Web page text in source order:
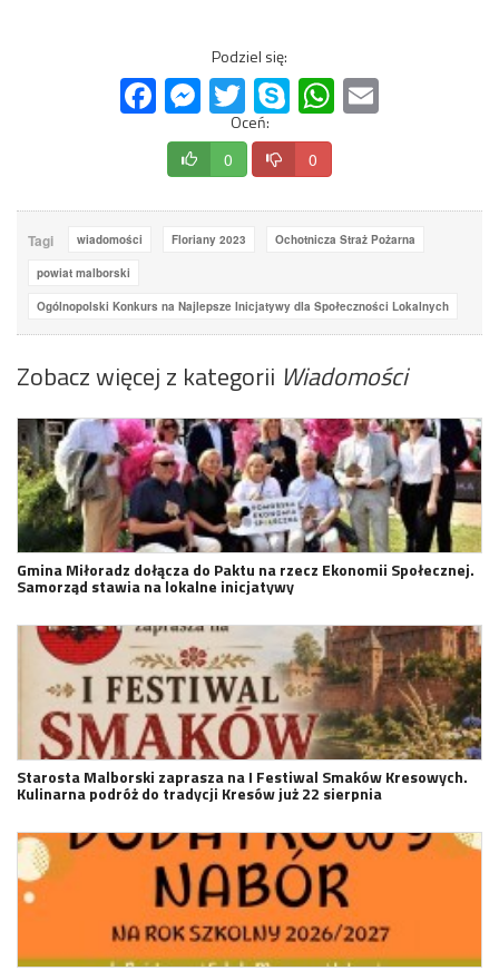
Podziel się:
FacebookMessenger
Twitter Skype WhatsApp
Oceń:
0 0
Tagi wiadomości Floriany 2023 Ochotnicza Straż Pożarna
powiat malborski
Ogólnopolski Konkurs na Najlepsze Inicjatywy dla Społeczności Lokalnych
Zobacz więcej z kategorii Wiadomości
Gmina Miłoradz dołącza do Paktu na rzecz Ekonomii Społecznej.
Samorząd stawia na lokalne inicjatywy
Starosta Malborski zaprasza na I Festiwal Smaków Kresowych.
Kulinarna podróż do tradycji Kresów już 22 sierpnia